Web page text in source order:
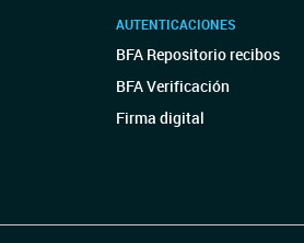
AUTENTICACIONES
BFA Repositorio recibos
BFA Verificación
Firma digital